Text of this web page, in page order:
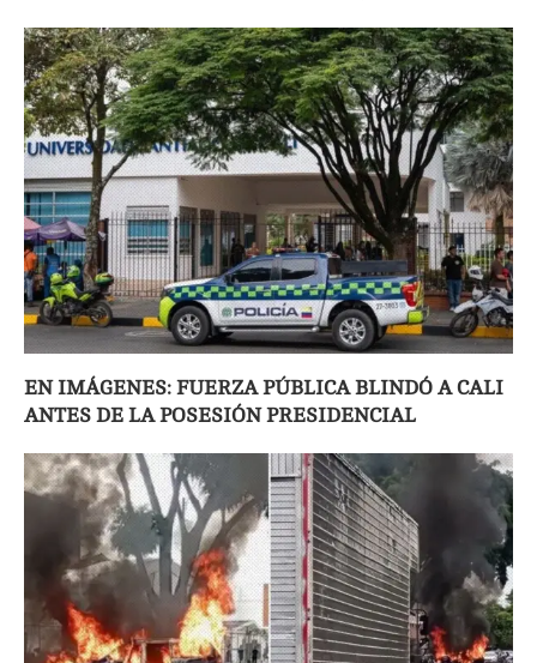
EN IMÁGENES: FUERZA PÚBLICA BLINDÓ A CALI
ANTES DE LA POSESIÓN PRESIDENCIAL